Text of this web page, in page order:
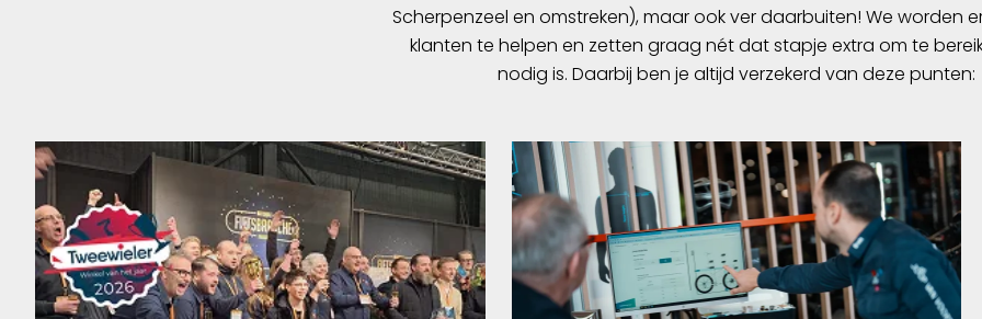
Scherpenzeel en omstreken), maar ook ver daarbuiten! We worden
klanten te helpen en zetten graag nét dat stapje extra om te
nodig is. Daarbij ben je altijd verzekerd van deze punten: